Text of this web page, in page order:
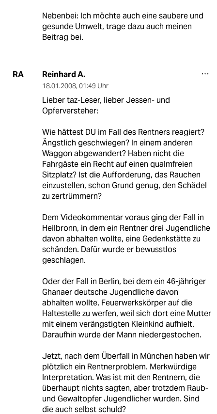
Nebenbei: Ich möchte auch eine saubere und
gesunde Umwelt, trage dazu auch meinen
Beitrag bei.
RA Reinhard A.
18.01.2008, 01:49 Uhr
Lieber taz-Leser, lieber Jessen- und
Opferversteher:
Wie hättest DU im Fall des Rentners reagiert?
Ängstlich geschwiegen? In einem anderen
Waggon abgewandert? Haben nicht die
Fahrgäste ein Recht auf einen qualmfreien
Sitzplatz? Ist die Aufforderung, das Rauchen
einzustellen, schon Grund genug, den Schädel
zu zertrümmern?
Dem Videokommentar voraus ging der Fall in
Heilbronn, in dem ein Rentner drei Jugendliche
davon abhalten wollte, eine Gedenkstätte zu
schänden. Dafür wurde er bewusstlos
geschlagen.
Oder der Fall in Berlin, bei dem ein 46-jähriger
Ghanaer deutsche Jugendliche davon
abhalten wollte, Feuerwerkskörper auf die
Haltestelle zu werfen, weil sich dort eine Mutter
mit einem verängstigten Kleinkind aufhielt.
Daraufhin wurde der Mann niedergestochen.
Jetzt, nach dem Überfall in München haben wir
plötzlich ein Rentnerproblem. Merkwürdige
Interpretation. Was ist mit den Rentnern, die
überhaupt nichts sagten, aber trotzdem Raub-
und Gewaltopfer Jugendlicher wurden. Sind
die auch selbst schuld?